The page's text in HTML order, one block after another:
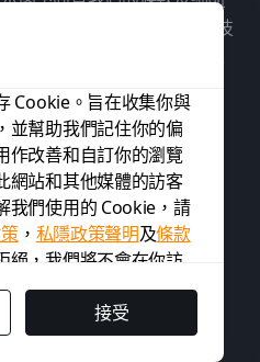
Cookie。旨在收集你與
並幫助我們記住你的偏
作改善和自訂你的瀏覽
網站和其他媒體的訪客
我們使用的 Cookie，請
， 私隱政策聲明及條款
絕，我們將不會在你訪
訊。系統會在你的瀏覽
作記得你偏好不被追
接受
Service Limited 是一個技
由我們在各相關司法管轄區
Limited. All rights